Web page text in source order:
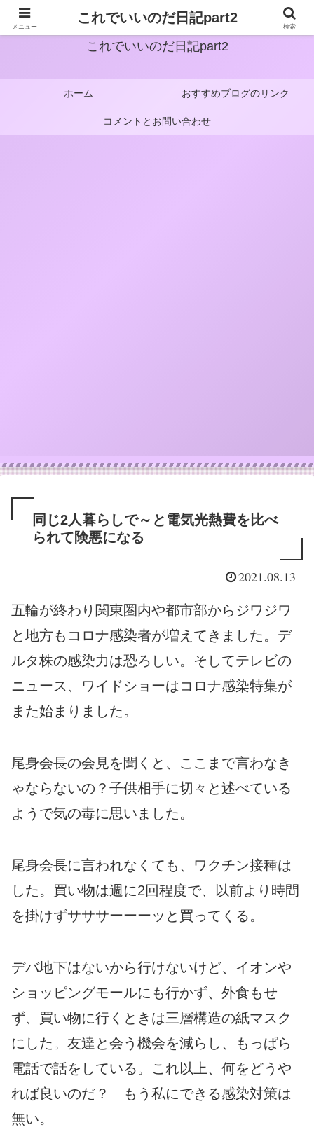
これでいいのだ日記part2
ホーム おすすめブログのリンク
コメントとお問い合わせ
同じ2人暮らしで～と電気光熱費を比べ
られて険悪になる
2021.08.13
五輪が終わり関東圏内や都市部からジワジワ
と地方もコロナ感染者が増えてきました。デ
ルタ株の感染力は恐ろしい。そしてテレビの
ニュース、ワイドショーはコロナ感染特集が
また始まりました。
尾身会長の会見を聞くと、ここまで言わなき
ゃならないの？子供相手に切々と述べている
ようで気の毒に思いました。
尾身会長に言われなくても、ワクチン接種は
した。買い物は週に2回程度で、以前より時間
を掛けずサササーーーッと買ってくる。
デバ地下はないから行けないけど、イオンや
ショッピングモールにも行かず、外食もせ
ず、買い物に行くときは三層構造の紙マスク
にした。友達と会う機会を減らし、もっぱら
電話で話をしている。これ以上、何をどうや
れば良いのだ？ もう私にできる感染対策は
無い。
メニュー
これでいいのだ日記part2
検索